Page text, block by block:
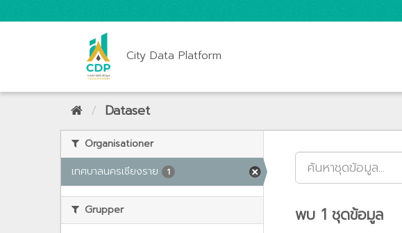
City Data Platform
Dataset
Organisationer
เทศบาลนครเชียงราย
1
Grupper พบ 1 ชุดข้อมูล